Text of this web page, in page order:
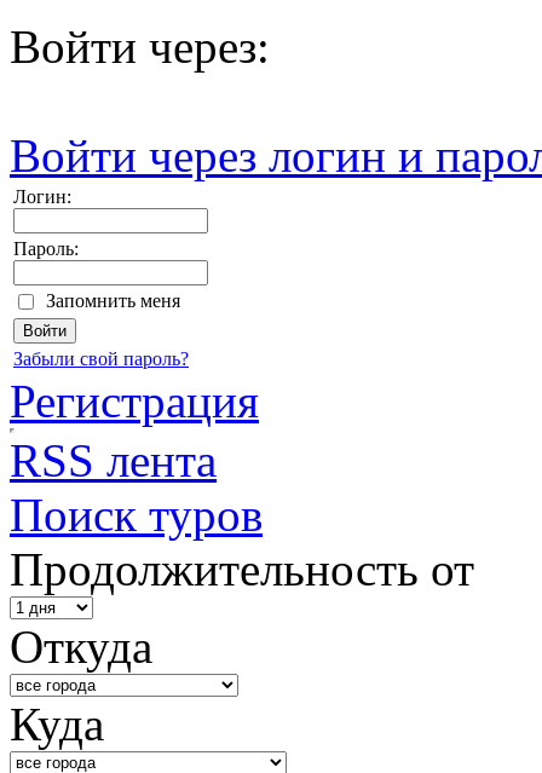
Войти через:
Войти через логин и
Логин:
Пароль:
Запомнить меня
Забыли свой пароль?
Регистрация
RSS лента
Поиск туров
Продолжительность от
Откуда
Куда